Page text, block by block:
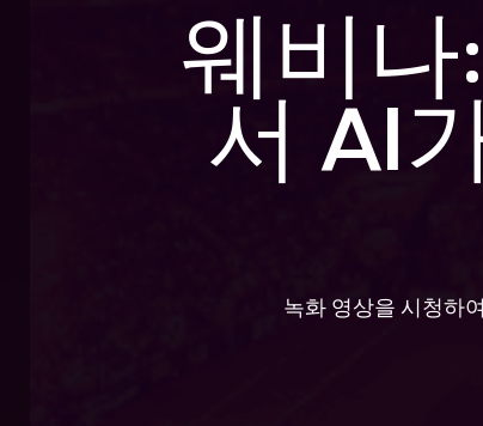
웨비나
서 AI
녹화 영상을 시청하여